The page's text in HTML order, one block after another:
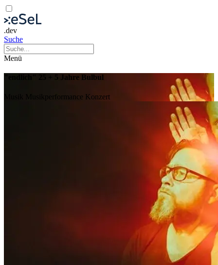
.dev
Suche
Menü
"endlich" 25 + 5 Jahre Bulbul
Musikperformance Konzert